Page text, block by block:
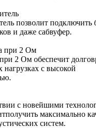
позволит подключить
и даже сабвуфер.
при 2 Ом
2 Ом обеспечит
с высокой
с новейшими
максимально
систем.